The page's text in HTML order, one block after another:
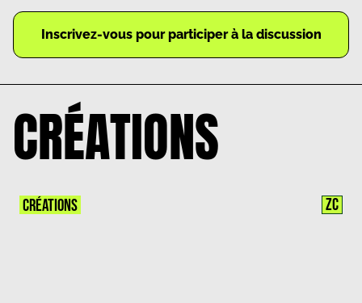
Inscrivez-vous pour participer à la discussion
CRÉATIONS
CRÉATIONS ZC